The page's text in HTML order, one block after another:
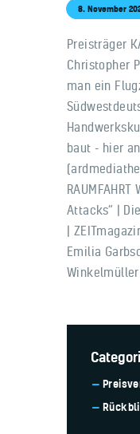
8. November
Preisträger
Christopher
man ein
baut - hier
Attacks“ |
|
Emilia